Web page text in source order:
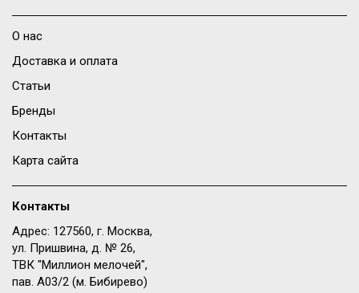
О нас
Доставка и оплата
Статьи
Бренды
Контакты
Карта сайта
Контакты
Адрес: 127560, г. Москва,
ул. Пришвина, д. № 26,
ТВК "Миллион мелочей",
пав. A03/2 (м. Бибирево)